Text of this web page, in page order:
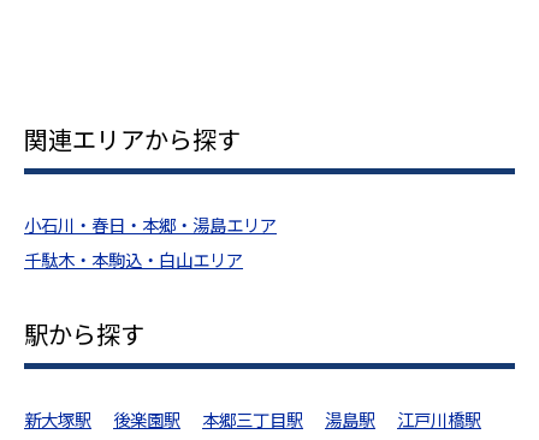
関連エリアから探す
小石川・春日・本郷・湯島エリア
千駄木・本駒込・白山エリア
駅から探す
新大塚駅 後楽園駅 本郷三丁目駅 湯島駅
江戸川橋駅